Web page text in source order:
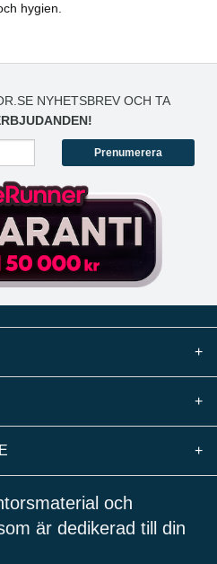
hygien.
NYHETSBREV OCH TA
Prenumerera
+
+
+
och
är dedikerad till din